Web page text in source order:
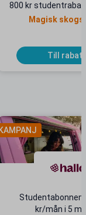
800 kr
Magisk
Till
KAMPANJ
kr/mån i 5